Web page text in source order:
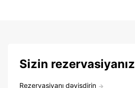
Sizin rezervasiyanız
Rezervasiyanı dəyişdirin